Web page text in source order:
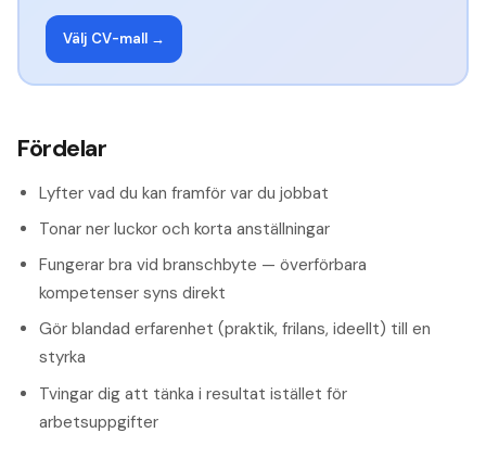
Välj CV-mall →
Fördelar
Lyfter vad du kan framför var du jobbat
Tonar ner luckor och korta anställningar
Fungerar bra vid branschbyte — överförbara
kompetenser syns direkt
Gör blandad erfarenhet (praktik, frilans, ideellt) till en
styrka
Tvingar dig att tänka i resultat istället för
arbetsuppgifter